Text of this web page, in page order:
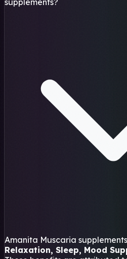
supplements?
Amanita Muscaria
Relaxation, Sleep, Mood